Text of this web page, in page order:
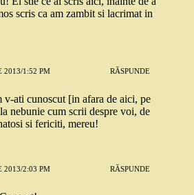
scris ca am zambit si lacrimat in
2013/1:52 PM RĂSPUNDE
v-ati cunoscut [in afara de aici, pe
nebunie cum scrii despre voi, de
si fericiti, mereu!
2013/2:03 PM RĂSPUNDE